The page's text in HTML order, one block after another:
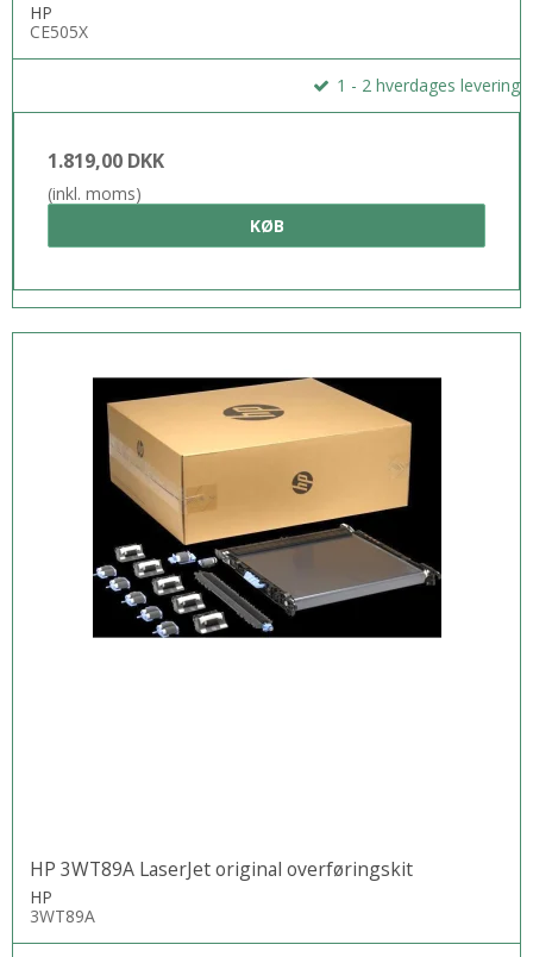
HP
CE505X
1 - 2 hverdages levering
1.819,00 DKK
(inkl. moms)
KØB
HP 3WT89A LaserJet original overføringskit
HP
3WT89A